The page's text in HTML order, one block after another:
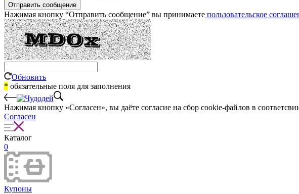
Отправить сообщение
Нажимая кнопку “Отправить сообщение” вы принимаете пользовательское
Обновить
* обязательные поля для заполнения
Нажимая кнопку «Согласен», вы даёте cогласие на сбор cookie-файлов в
Согласен
Каталог
0
Купоны